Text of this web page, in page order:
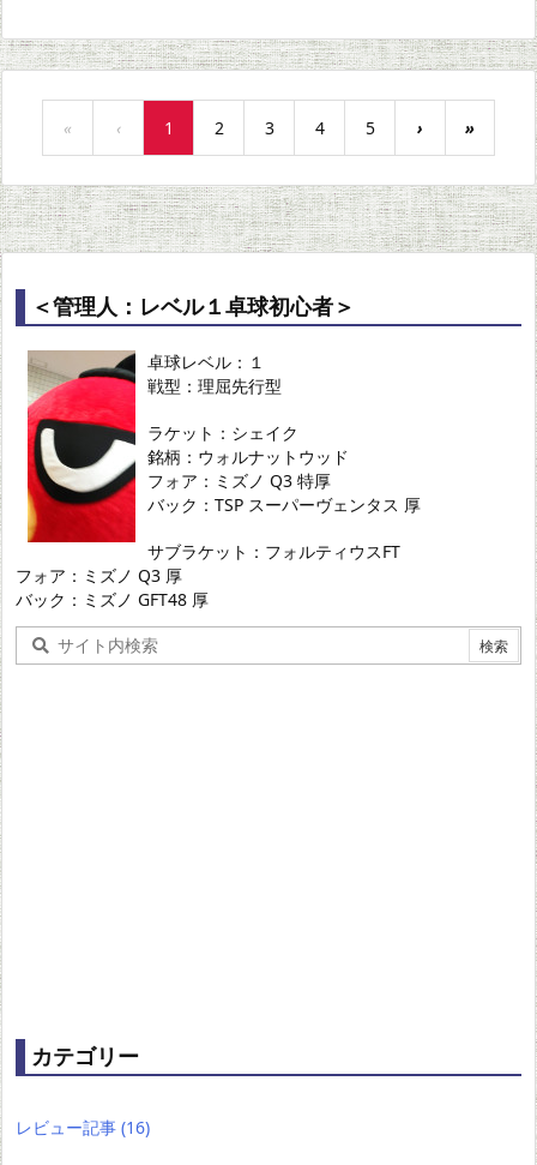
« ‹ 1 2 3 4 5 › »
＜管理人：レベル１卓球初心者＞
卓球レベル：１
戦型：理屈先行型
ラケット：シェイク
銘柄：ウォルナットウッド
フォア：ミズノ Q3 特厚
バック：TSP スーパーヴェンタス 厚
サブラケット：フォルティウスFT
フォア：ミズノ Q3 厚
バック：ミズノ GFT48 厚
カテゴリー
レビュー記事 (16)